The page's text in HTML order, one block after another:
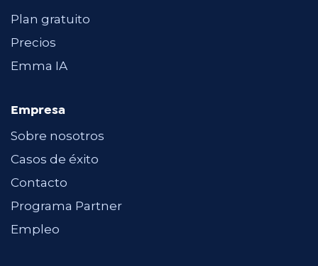
Plan gratuito
Precios
Emma IA
Empresa
Sobre nosotros
Casos de éxito
Contacto
Programa Partner
Empleo